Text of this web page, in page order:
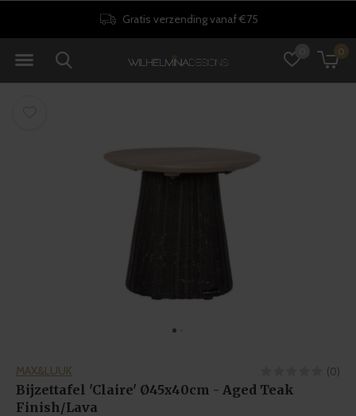
0
Gratis verzending vanaf €75
MAX&LUUK (0)
Bijzettafel 'Claire' Ø45x40cm - Aged Teak
Finish/Lava